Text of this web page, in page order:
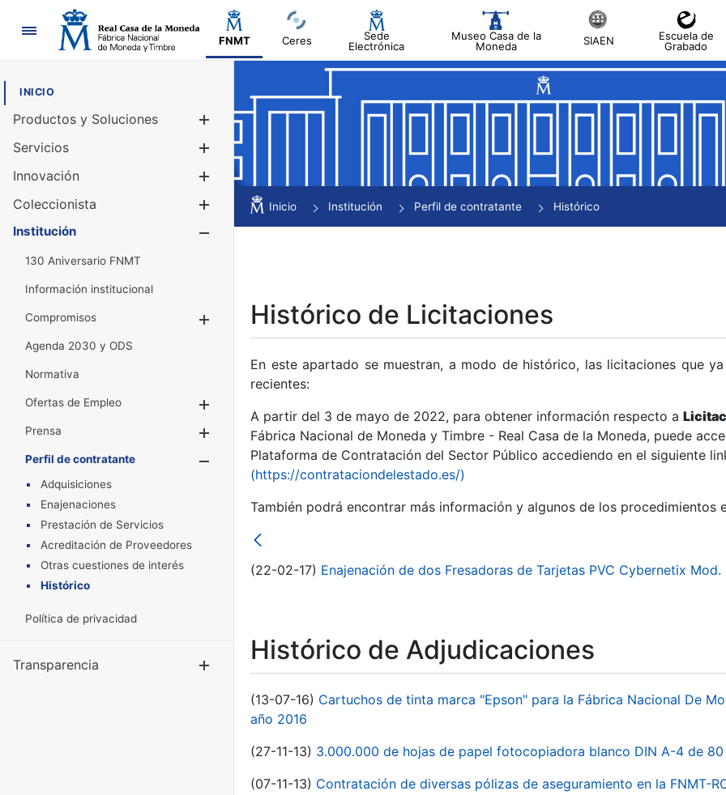
Navegación
FNMT Ceres
Sede
Electrónica
Museo Casa de la
Moneda
SIAEN
Escuela de
Grabado
INICIO
Productos y Soluciones
Mostrar/Ocultar
Servicios
Innovación
Coleccionista
Mostrar/Ocultar
Institución
130 Aniversario FNMT
Información institucional
Compromisos
Mostrar/Ocultar
Agenda 2030 y ODS
Normativa
Ofertas de Empleo
Prensa
Mostrar/Ocultar
Perfil de contratante
Mostrar/Ocultar
Adquisiciones
Enajenaciones
Prestación de Servicios
Acreditación de Proveedores
Otras cuestiones de interés
Histórico
Política de privacidad
Transparencia
Inicio Institución Perfil de contratante Histórico
Histórico de Licitaciones
En este apartado se muestran, a modo de histórico, las licitaciones que
recientes:
A partir del 3 de mayo de 2022, para obtener información respecto a
Fábrica Nacional de Moneda y Timbre - Real Casa de la Moneda, puede
Plataforma de Contratación del Sector Público accediendo en el siguiente
(https://contrataciondelestado.es/)
También podrá encontrar más información y algunos de los procedimientos
(22-02-17) Enajenación de dos Fresadoras de Tarjetas PVC Cybernetix Mod.
Histórico de Adjudicaciones
(13-07-16) Cartuchos de tinta marca "Epson" para la Fábrica Nacional De
año 2016
(27-11-13) 3.000.000 de hojas de papel fotocopiadora blanco DIN A-4 de 80
(07-11-13) Contratación de diversas pólizas de aseguramiento en la FNMT-